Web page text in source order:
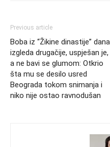
Previous article
Boba iz “Žikine dinastije”
izgleda drugačije, uspješan je,
a ne bavi se glumom: Otkrio
šta mu se desilo usred
Beograda tokom snimanja i
niko nije ostao ravnodušan